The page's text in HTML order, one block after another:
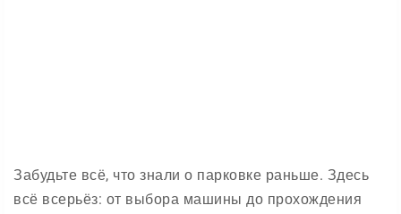
Забудьте всё, что знали о парковке раньше. Здесь
всё всерьёз: от выбора машины до прохождения